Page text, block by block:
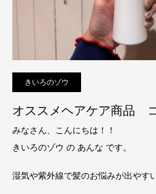
きいろのゾウ
オススメヘアケア商品
みなさん、こんにちは！！
きいろのゾウ の あんな です。
湿気や紫外線で髪のお悩みが出やす